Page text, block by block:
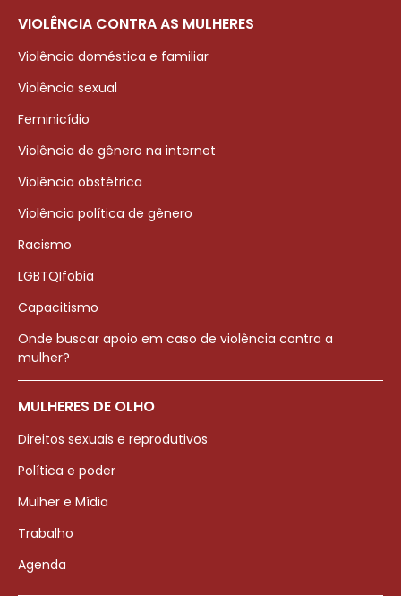
VIOLÊNCIA CONTRA AS MULHERES
Violência doméstica e familiar
Violência sexual
Feminicídio
Violência de gênero na internet
Violência obstétrica
Violência política de gênero
Racismo
LGBTQIfobia
Capacitismo
Onde buscar apoio em caso de violência contra a
mulher?
MULHERES DE OLHO
Direitos sexuais e reprodutivos
Política e poder
Mulher e Mídia
Trabalho
Agenda